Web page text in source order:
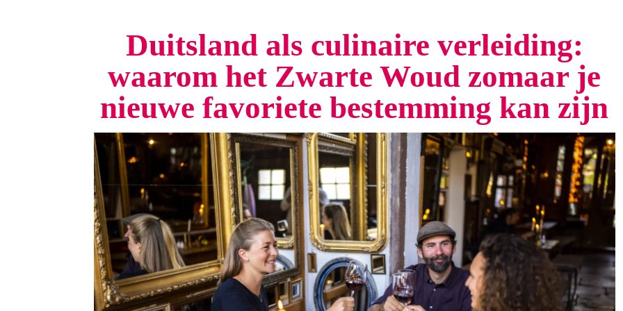
Duitsland als culinaire verleiding:
waarom het Zwarte Woud zomaar je
nieuwe favoriete bestemming kan zijn